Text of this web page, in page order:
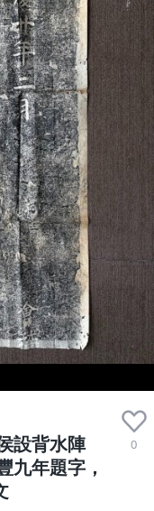
設背水陣
九年題字，
0